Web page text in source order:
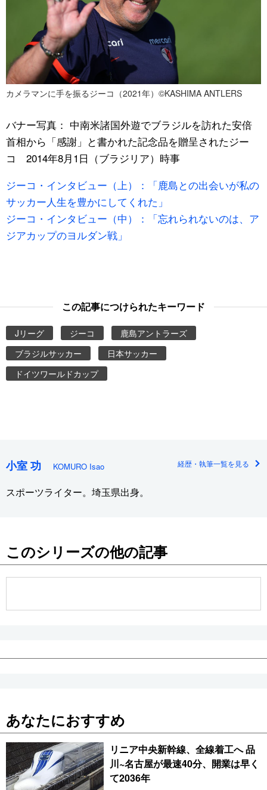
カメラマンに手を振るジーコ（2021年）©KASHIMA ANTLERS
バナー写真： 中南米諸国外遊でブラジルを訪れた安倍
首相から「感謝」と書かれた記念品を贈呈されたジー
コ 2014年8月1日（ブラジリア）時事
ジーコ・インタビュー（上）：「鹿島との出会いが私の
サッカー人生を豊かにしてくれた」
ジーコ・インタビュー（中）：「忘れられないのは、ア
ジアカップのヨルダン戦」
この記事につけられたキーワード
Jリーグ ジーコ
鹿島アントラーズ
ブラジルサッカー
日本サッカー
ドイツワールドカップ
小室 功 KOMURO Isao 経歴・執筆一覧を見る
スポーツライター。埼玉県出身。
このシリーズの他の記事
あなたにおすすめ
リニア中央新幹線、全線着工へ 品
川~名古屋が最速40分、開業は早く
て2036年